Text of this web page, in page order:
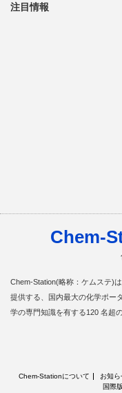
注目情報
Chem-
Chem-Station(略称：ケムステ)
提供する、国内最大の化学ポー
学の専門知識を有する120 名超
Chem-Stationについて お知ら
国際版